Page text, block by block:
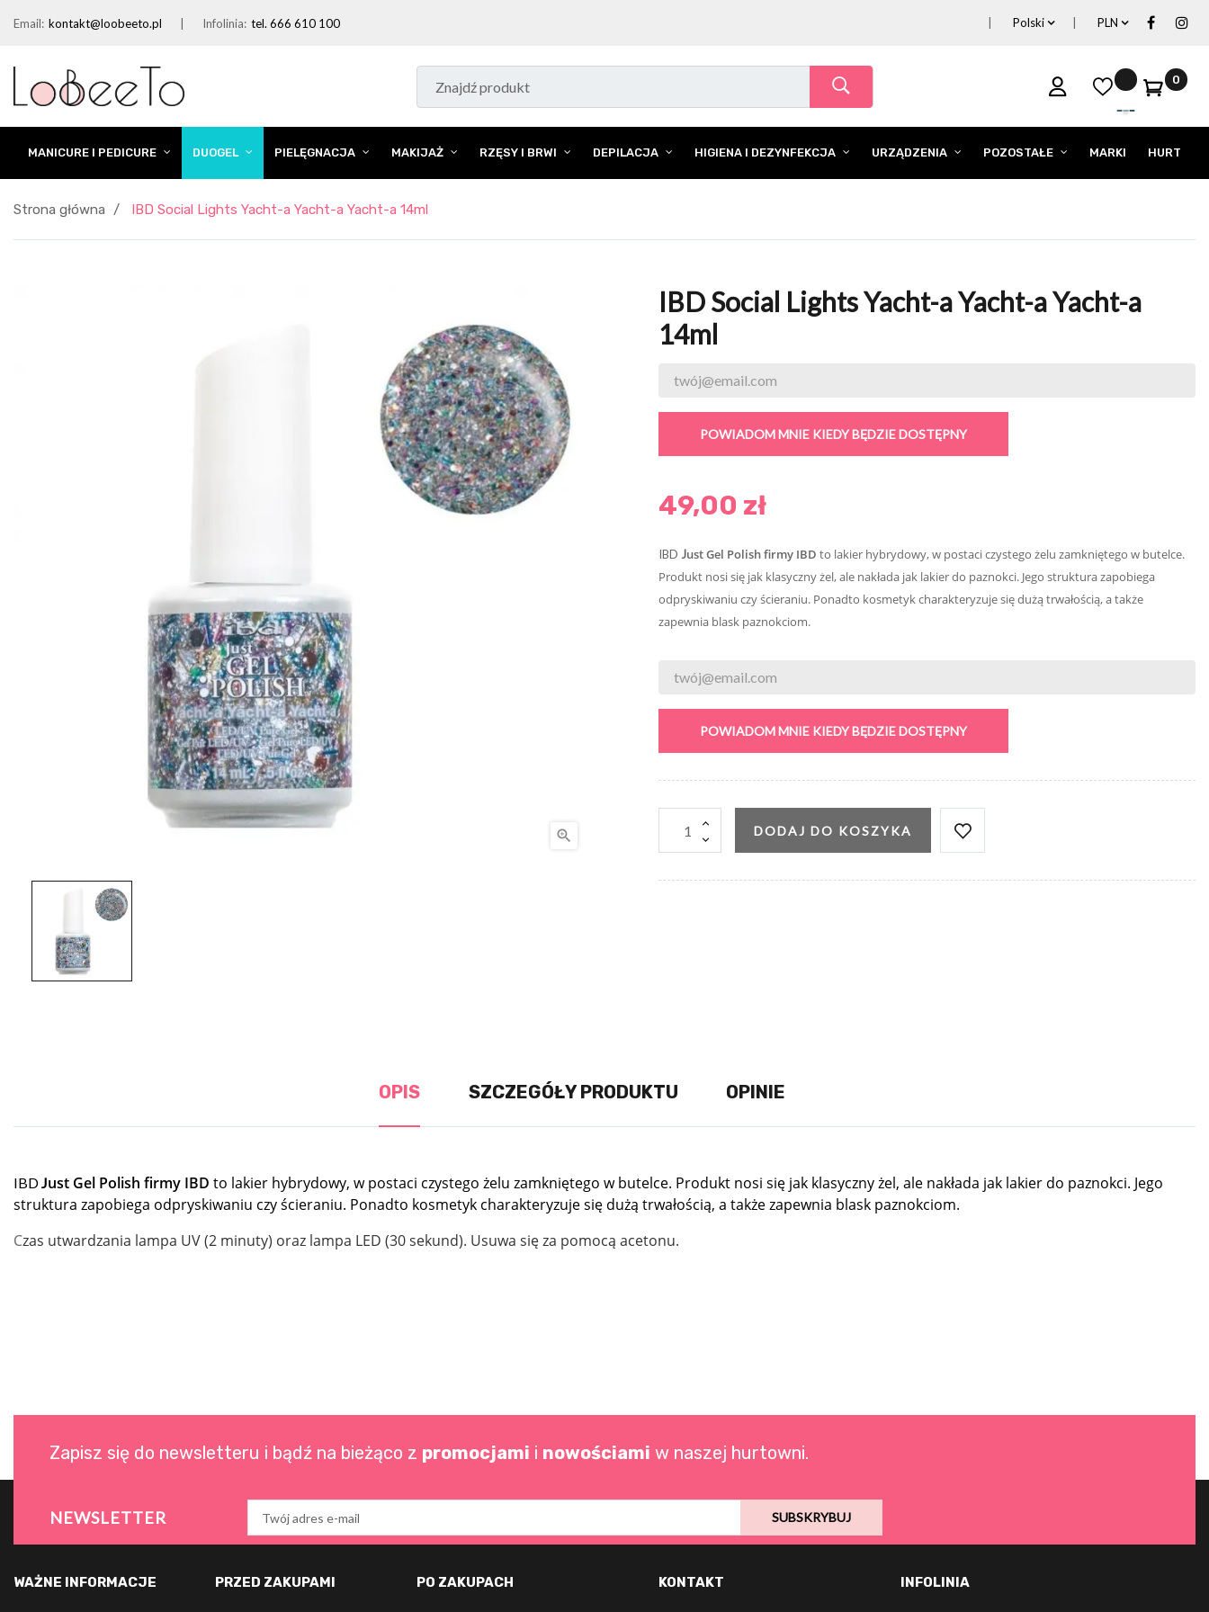
Email: kontakt@loobeeto.pl Infolinia: tel. 666 610 100 Polski PLN
0
MANICURE I PEDICURE DUOGEL PIELĘGNACJA MAKIJAŻ RZĘSY I BRWI DEPILACJA HIGIENA I DEZYNFEKCJA URZĄDZENIA POZOSTAŁE MARKI HURT
Strona główna IBD Social Lights Yacht-a Yacht-a Yacht-a 14ml

IBD Social Lights Yacht-a Yacht-a Yacht-a
14ml
POWIADOM MNIE KIEDY BĘDZIE DOSTĘPNY
49,00 zł
IBD Just Gel Polish firmy IBD to lakier hybrydowy, w postaci czystego żelu zamkniętego w butelce.
Produkt nosi się jak klasyczny żel, ale nakłada jak lakier do paznokci. Jego struktura zapobiega
odpryskiwaniu czy ścieraniu. Ponadto kosmetyk charakteryzuje się dużą trwałością, a także
zapewnia blask paznokciom.
POWIADOM MNIE KIEDY BĘDZIE DOSTĘPNY
DODAJ DO KOSZYKA
OPIS SZCZEGÓŁY PRODUKTU OPINIE
IBDJust Gel Polish firmy IBD to lakier hybrydowy, w postaci czystego żelu zamkniętego w butelce. Produkt nosi się jak klasyczny żel, ale nakłada jak lakier do paznokci. Jego
struktura zapobiega odpryskiwaniu czy ścieraniu. Ponadto kosmetyk charakteryzuje się dużą trwałością, a także zapewnia blask paznokciom.
Czas utwardzania lampa UV (2 minuty) oraz lampa LED (30 sekund). Usuwa się za pomocą acetonu.
Zapisz się do newsletteru i bądź na bieżąco z promocjami i nowościami w naszej hurtowni.
NEWSLETTER SUBSKRYBUJ
WAŻNE INFORMACJE PRZED ZAKUPAMI PO ZAKUPACH KONTAKT INFOLINIA